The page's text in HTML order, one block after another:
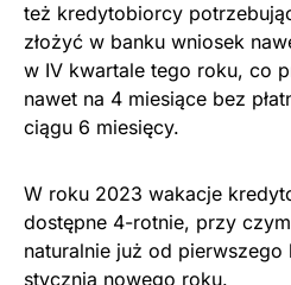
też kredytobiorcy
złożyć w banku wniosek
w IV kwartale tego roku, co
nawet na 4 miesiące bez
ciągu 6 miesięcy.
W roku 2023 wakacje
dostępne 4-rotnie, przy
naturalnie już od pierwszego
stycznia nowego roku.